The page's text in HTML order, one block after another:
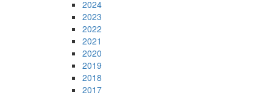
2024
2023
2022
2021
2020
2019
2018
2017